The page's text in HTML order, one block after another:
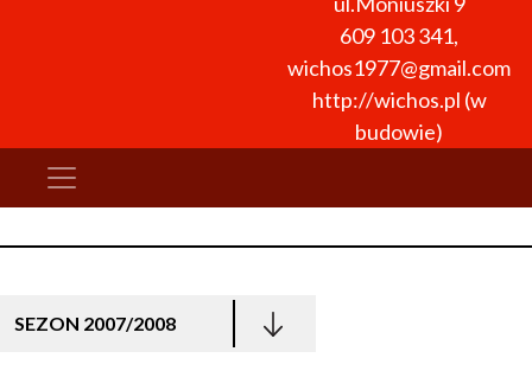
609 103 341,
wichos1977@gmail.com
http://wichos.pl (w
budowie)
SEZON 2007/2008